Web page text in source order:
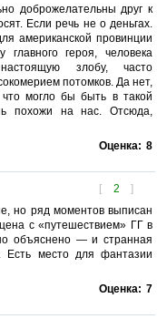
доброжелательны друг к
Если речь не о деньгах.
американской провинции
героя, человека
настоящую злобу, часто
потомков. Да нет,
могло бы быть в такой
похожи на нас. Отсюда,
Оценка: 8
[ 2 ]
но ряд моментов выписан
с «путешествием» ГГ в
объяснено — и странная
Есть место для фантазии
Оценка: 7